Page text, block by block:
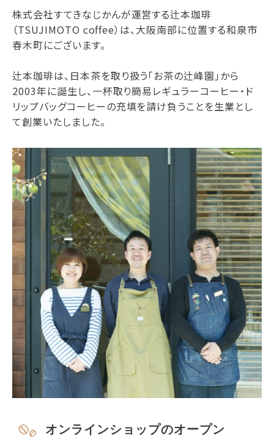
株式会社すてきなじかんが運営する辻本珈琲
（TSUJIMOTO coffee）は、大阪南部に位置する和泉市
春木町にございます。
辻本珈琲は、日本茶を取り扱う「お茶の辻峰園」から
2003年に誕生し、一杯取り簡易レギュラーコーヒー・ド
リップバッグコーヒーの充填を請け負うことを生業とし
て創業いたしました。
オンラインショップのオープン